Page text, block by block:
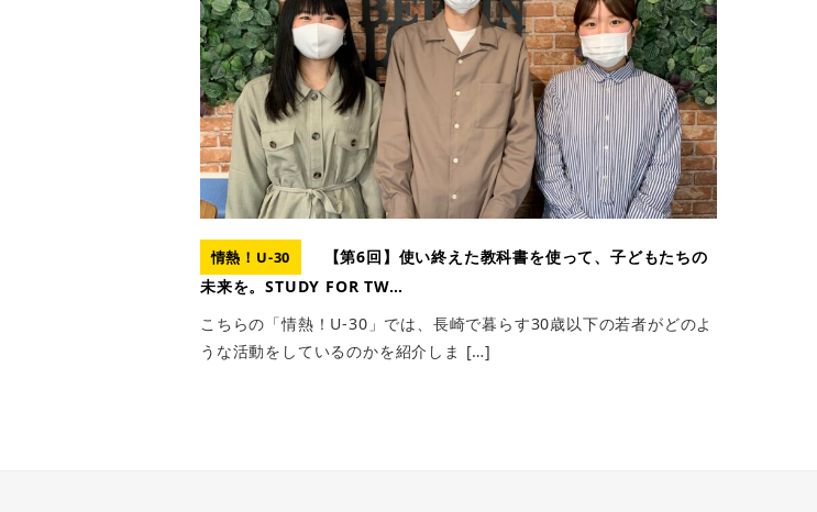
情熱！U-30
【第6回】使い終えた教科書を使って、子どもたちの
未来を。STUDY FOR TW…
こちらの「情熱！U-30」では、長崎で暮らす30歳以下の若者がどのよ
うな活動をしているのかを紹介しま […]